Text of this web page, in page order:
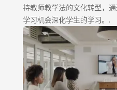
持教师教学法的文化转型，
学习机会深化学生的学习。.